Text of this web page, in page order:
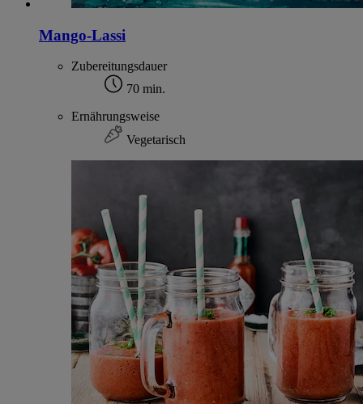
Mango-Lassi
Zubereitungsdauer
70 min.
Ernährungsweise
Vegetarisch